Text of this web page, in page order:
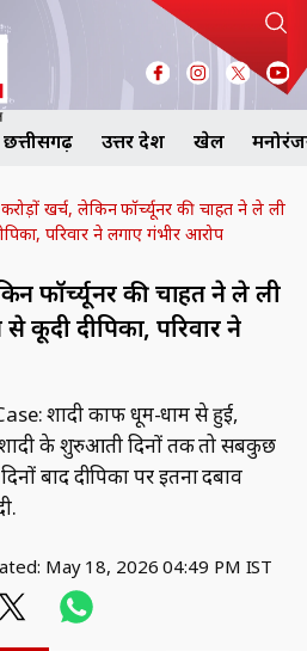
छत्तीसगढ़ उत्तर प्रदेश खेल
खर्च, लेकिन फॉर्च्यूनर की चाहत ने ले ली
परिवार ने लगाए गंभीर आरोप
फॉर्च्यूनर की चाहत ने ले ली
कूदी दीपिका, परिवार ने
शादी काफी धूम-धाम से हुई,
के शुरुआती दिनों तक तो सबकुछ
बाद दीपिका पर इतना दबाव
May 18, 2026 04:49 PM IST